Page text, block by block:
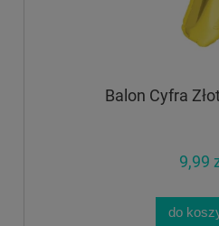
Balon Cyfra
9,99
do